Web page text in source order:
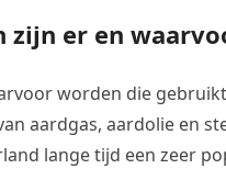
zijn er en
worden die
aardgas, aardolie en
lange tijd een zeer